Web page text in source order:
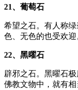
21、葡萄石
希望之石。有人称
色、无色的也受欢迎
22、黑曜石
辟邪之石。黑曜石
佛教文物中，就有